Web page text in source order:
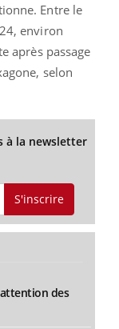
Entre le
environ
après passage
selon
à la newsletter
S'inscrire
des